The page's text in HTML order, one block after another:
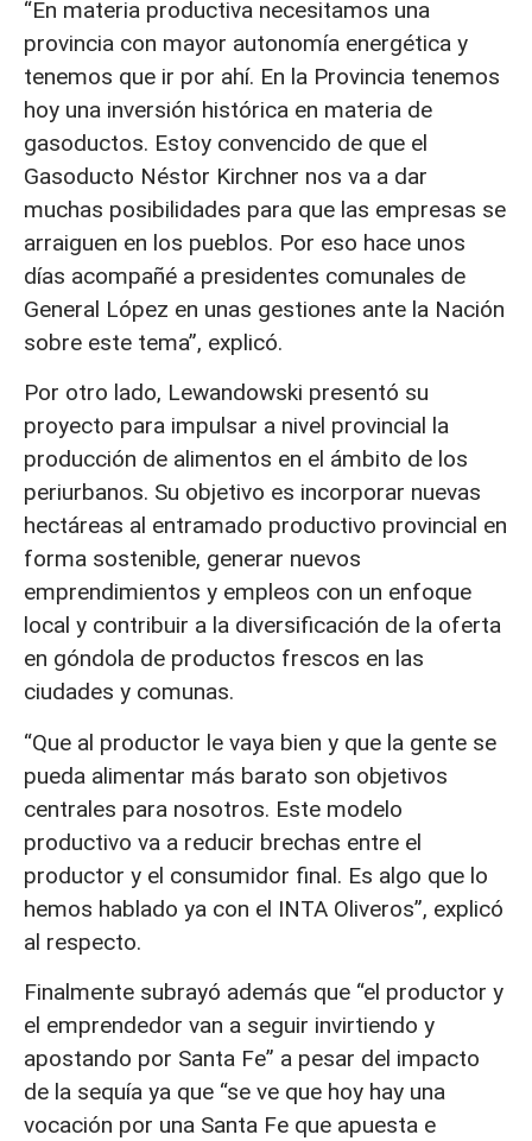
“En materia productiva necesitamos una
provincia con mayor autonomía energética y
tenemos que ir por ahí. En la Provincia tenemos
hoy una inversión histórica en materia de
gasoductos. Estoy convencido de que el
Gasoducto Néstor Kirchner nos va a dar
muchas posibilidades para que las empresas se
arraiguen en los pueblos. Por eso hace unos
días acompañé a presidentes comunales de
General López en unas gestiones ante la Nación
sobre este tema”, explicó.
Por otro lado, Lewandowski presentó su
proyecto para impulsar a nivel provincial la
producción de alimentos en el ámbito de los
periurbanos. Su objetivo es incorporar nuevas
hectáreas al entramado productivo provincial en
forma sostenible, generar nuevos
emprendimientos y empleos con un enfoque
local y contribuir a la diversificación de la oferta
en góndola de productos frescos en las
ciudades y comunas.
“Que al productor le vaya bien y que la gente se
pueda alimentar más barato son objetivos
centrales para nosotros. Este modelo
productivo va a reducir brechas entre el
productor y el consumidor final. Es algo que lo
hemos hablado ya con el INTA Oliveros”, explicó
al respecto.
Finalmente subrayó además que “el productor y
el emprendedor van a seguir invirtiendo y
apostando por Santa Fe” a pesar del impacto
de la sequía ya que “se ve que hoy hay una
vocación por una Santa Fe que apuesta e